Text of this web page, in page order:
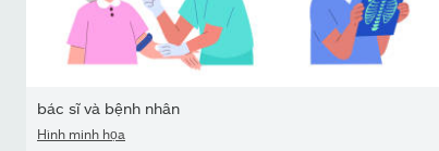
bác sĩ và bệnh nhân
Hình minh họa